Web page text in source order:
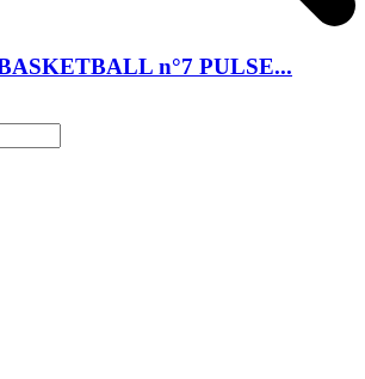
n°7 PULSE...